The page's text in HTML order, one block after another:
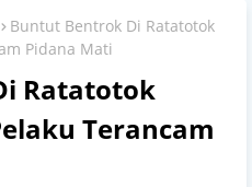
Buntut Bentrok Di Ratatotok
Pidana Mati
Ratatotok
Terancam